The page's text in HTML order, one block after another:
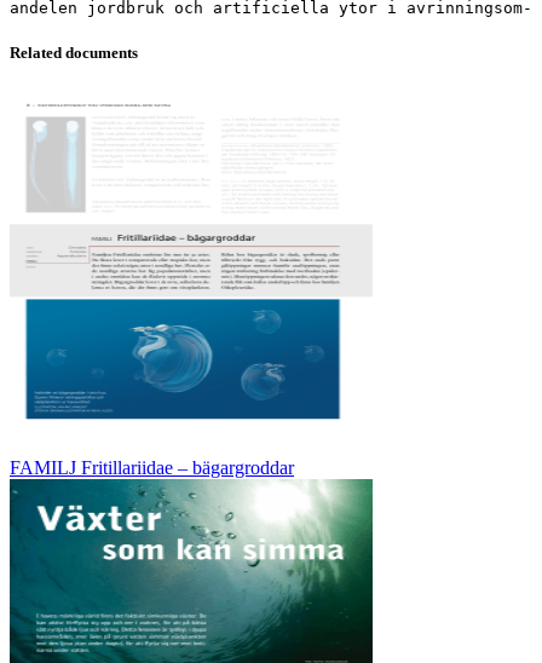
Related documents
FAMILJ Fritillariidae – bägargroddar